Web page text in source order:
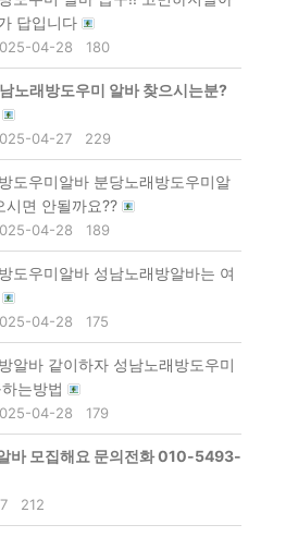
답입니다
04-28 180
노래방도우미 알바 찾으시는분?
04-27 229
도우미알바 분당노래방도우미알
시면 안될까요??
04-28 189
도우미알바 성남노래방알바는 여
04-28 175
알바 같이하자 성남노래방도우미
하는방법
04-28 179
바 모집해요 문의전화 010-5493-
212